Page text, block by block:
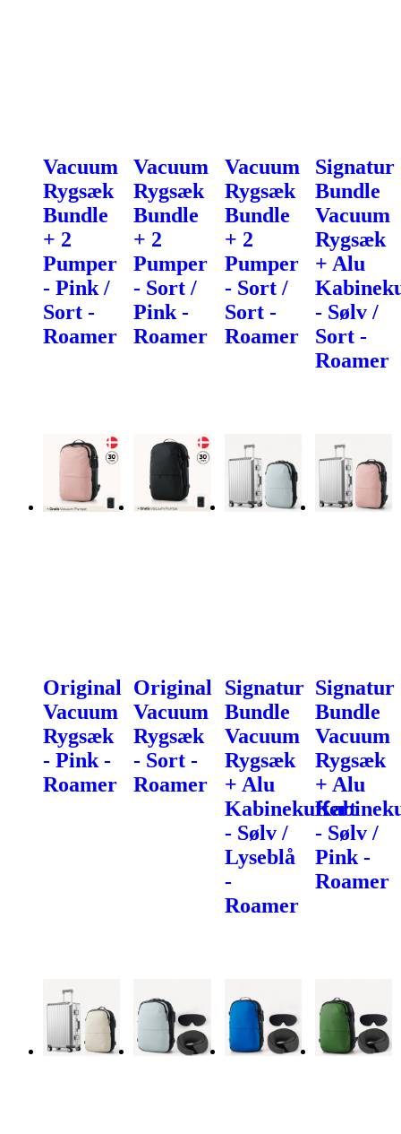
Vacuum
Rygsæk
Bundle
+ 2
Pumper
- Pink /
Sort -
Roamer
Vacuum
Rygsæk
Bundle
+ 2
Pumper
- Sort /
Pink -
Roamer
Vacuum
Rygsæk
Bundle
+ 2
Pumper
- Sort /
Sort -
Roamer
Signatur
Bundle
Vacuum
Rygsæk
+ Alu
- Sølv /
Sort -
Roamer
Original
Vacuum
Rygsæk
- Pink -
Roamer
Original
Vacuum
Rygsæk
- Sort -
Roamer
Signatur
Bundle
Vacuum
Rygsæk
+ Alu
Kabinekuffert
- Sølv /
Lyseblå
-
Roamer
Signatur
Bundle
Vacuum
Rygsæk
+ Alu
- Sølv /
Pink -
Roamer